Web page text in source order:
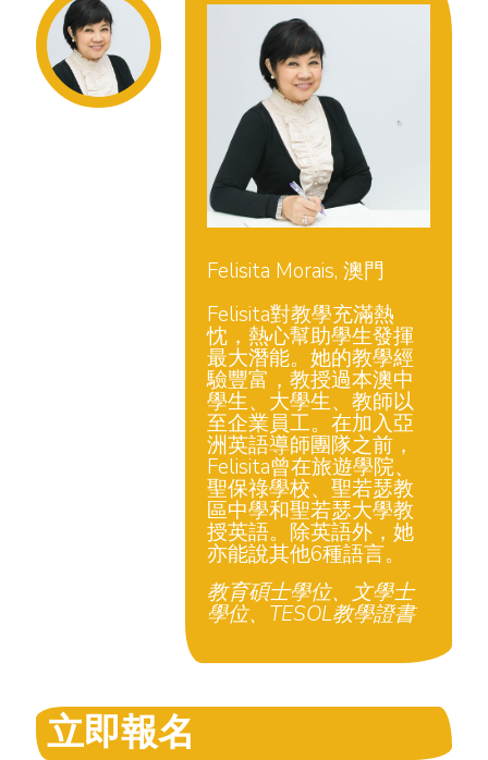
Felisita Morais, 澳門
Felisita對教學充滿熱
忱，熱心幫助學生發揮
最大潛能。她的教學經
驗豐富，教授過本澳中
學生、大學生、教師以
至企業員工。在加入亞
洲英語導師團隊之前，
Felisita曾在旅遊學院、
聖保祿學校、聖若瑟教
區中學和聖若瑟大學教
授英語。除英語外，她
亦能說其他6種語言。
教育碩士學位、文學士
學位、TESOL教學證書
立即報名